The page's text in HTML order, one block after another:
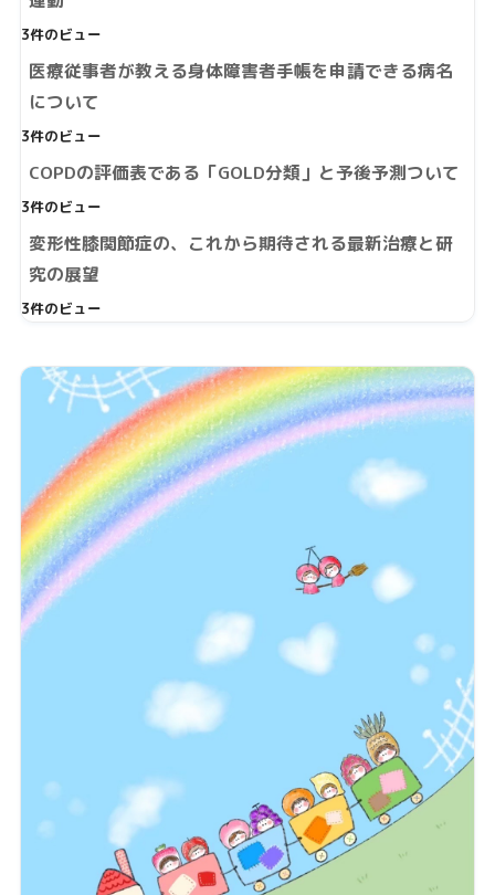
3件のビュー
医療従事者が教える身体障害者手帳を申請できる病名
について
3件のビュー
COPDの評価表である「GOLD分類」と予後予測ついて
3件のビュー
変形性膝関節症の、これから期待される最新治療と研
究の展望
3件のビュー